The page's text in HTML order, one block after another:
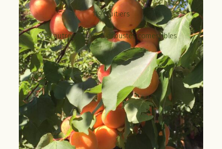
119 fruitiers
+
22 autres arbres & arbustes comestibles